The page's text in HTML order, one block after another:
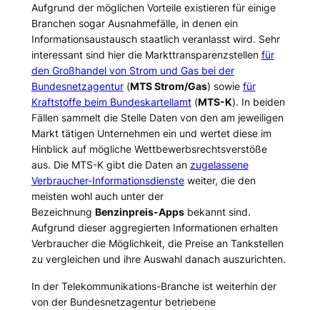
Aufgrund der möglichen Vorteile existieren für einige
Branchen sogar Ausnahmefälle, in denen ein
Informationsaustausch staatlich veranlasst wird. Sehr
interessant sind hier die Markttransparenzstellen für
den Großhandel von Strom und Gas bei der
Bundesnetzagentur(MTS Strom/Gas) sowie für
Kraftstoffe beim Bundeskartellamt(MTS-K). In beiden
Fällen sammelt die Stelle Daten von den am jeweiligen
Markt tätigen Unternehmen ein und wertet diese im
Hinblick auf mögliche Wettbewerbsrechtsverstöße
aus. Die MTS-K gibt die Daten an zugelassene
Verbraucher-Informationsdiensteweiter, die den
meisten wohl auch unter der
Bezeichnung Benzinpreis-Appsbekannt sind.
Aufgrund dieser aggregierten Informationen erhalten
Verbraucher die Möglichkeit, die Preise an Tankstellen
zu vergleichen und ihre Auswahl danach auszurichten.
In der Telekommunikations-Branche ist weiterhin der
von der Bundesnetzagentur betriebene